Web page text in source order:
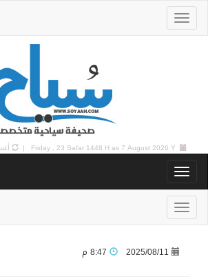
Friday , 23 Safar 1448 H as7 August 2026 Y | أغسطس
2025/08/11